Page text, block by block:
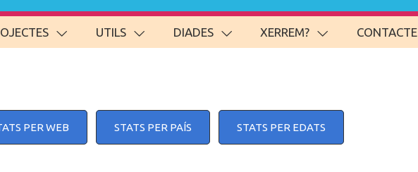
UTILS DIADES XERREM? CONTACTE
PER WEB STATS PER PAÍS STATS PER EDATS